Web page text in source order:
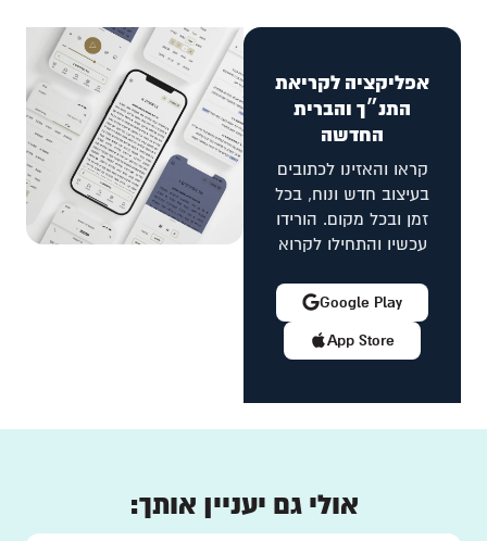
אפליקציה לקריאת
התנ״ך והברית
החדשה
קראו והאזינו לכתובים
בעיצוב חדש ונוח, בכל
זמן ובכל מקום. הורידו
עכשיו והתחילו לקרוא
App Store
Google Play
אולי גם יעניין אותך: